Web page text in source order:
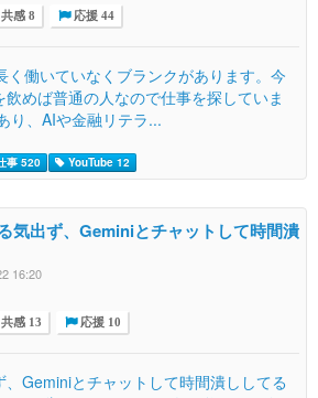
感 8 応援 44
く働いていなくブランクがあります。今
めば普通の人なので仕事を探していま
り、AIや金融リテラ...
事 520 YouTube 12
気出ず、Geminiとチャットして時間潰
16:20
感 13 応援 10
Geminiとチャットして時間潰ししてる